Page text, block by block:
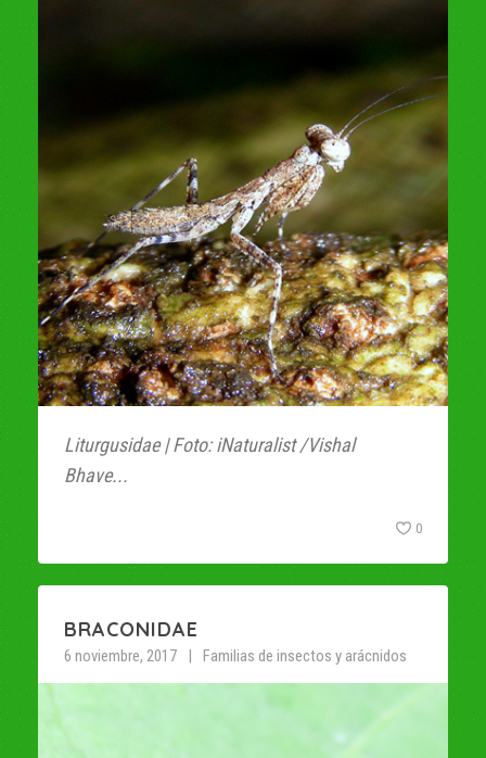
Liturgusidae | Foto: iNaturalist /Vishal
Bhave...
0
BRACONIDAE
6 noviembre, 2017 Familias de insectos y arácnidos